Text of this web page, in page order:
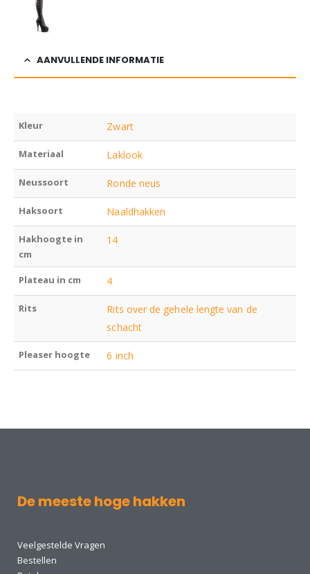
AANVULLENDE INFORMATIE
Kleur Zwart
Materiaal Laklook
Neussoort Ronde neus
Haksoort Naaldhakken
Hakhoogte in
cm
14
Plateau in cm 4
Rits
Rits over de gehele lengte van de
schacht
Pleaser hoogte 6 inch
De meeste hoge hakken
Veelgestelde Vragen
Bestellen